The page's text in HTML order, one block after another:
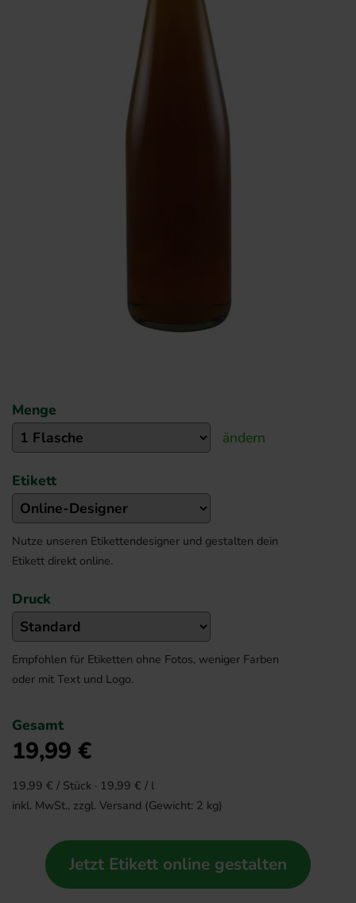
Menge
ändern
Etikett
Nutze unseren Etikettendesigner und gestalten dein
Etikett direkt online.
Druck
Empfohlen für Etiketten ohne Fotos, weniger Farben
oder mit Text und Logo.
Gesamt
19,99 €
19,99 € / Stück · 19,99 € / l
inkl. MwSt., zzgl. Versand (Gewicht: 2 kg)
Jetzt Etikett online gestalten